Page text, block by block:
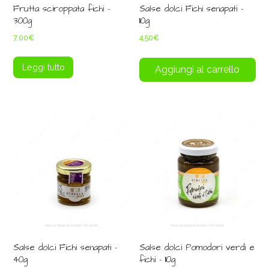
Frutta sciroppata fichi –
300g
7,00€
Leggi tutto
Salse dolci Fichi senapati –
110g
4,50€
Aggiungi al carrello
Salse dolci Fichi senapati –
40g
Salse dolci Pomodori verdi e
fichi – 110g